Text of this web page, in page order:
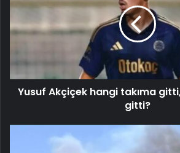
Yusuf Akçiçek hangi takıma
gitti?